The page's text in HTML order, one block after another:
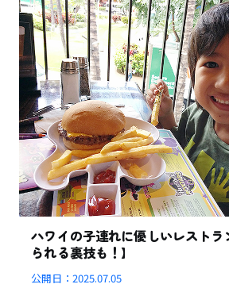
ハワイの子連れに優しいレスト
られる裏技も！】
公開日：2025.07.05